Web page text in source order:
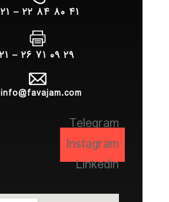
۴۱ ۸۰ ۸۴ ۲۲ – ۰۲۱
۲۹ ۰۹ ۷۱ ۲۶ – ۰۲۱
info@favajam.com
Telegram
Instagram
Linkedin